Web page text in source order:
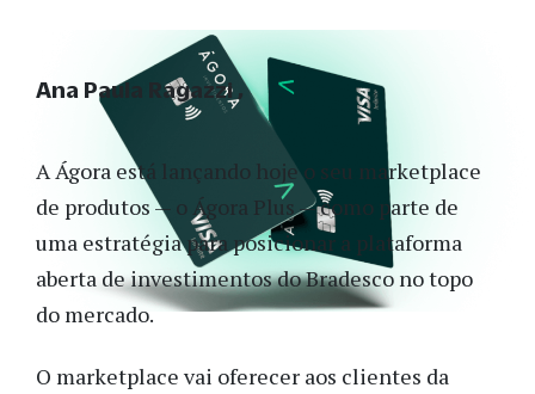
A Ágora está lançando hoje o seu marketplace
de produtos — o Ágora Plus — como parte de
uma estratégia para posicionar a plataforma
aberta de investimentos do Bradesco no topo
do mercado.
O marketplace vai oferecer aos clientes da
Ana Paula Ragazzi